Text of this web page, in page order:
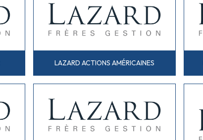
LAZARD ACTIONS AMÉRICAINES